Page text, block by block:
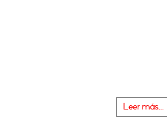
Leer más...